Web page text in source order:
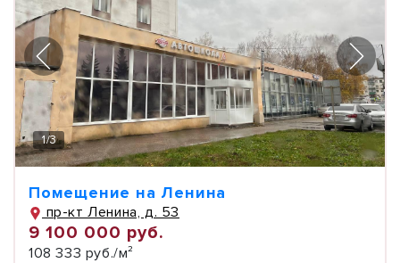
1/3
Помещение на Ленина
пр-кт Ленина, д. 53
9 100 000 руб.
108 333 руб./м²